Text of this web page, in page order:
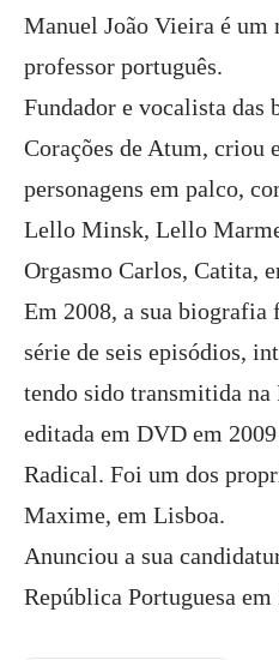
Manuel João Vieira é um
professor português.
Fundador e vocalista das
Corações de Atum, criou
personagens em palco,
Lello Minsk, Lello
Orgasmo Carlos, Catita,
Em 2008, a sua
série de seis episódios,
tendo sido transmitida na
editada em DVD em
Radical. Foi um dos
Maxime, em Lisboa.
Anunciou a sua
República Portuguesa em